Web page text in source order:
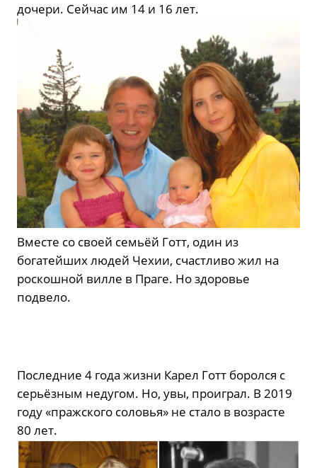
дочери. Сейчас им 14 и 16 лет.
Вместе со своей семьёй Готт, один из
богатейших людей Чехии, счастливо жил на
роскошной вилле в Праге. Но здоровье
подвело.
Последние 4 года жизни Карел Готт боролся с
серьёзным недугом. Но, увы, проиграл. В 2019
году «пражского соловья» не стало в возрасте
80 лет.